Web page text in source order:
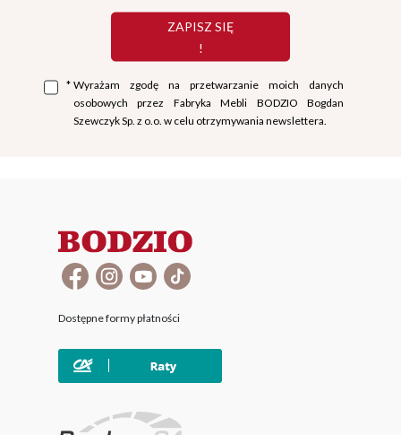
ZAPISZ SIĘ
!
* Wyrażam zgodę na przetwarzanie moich danych
osobowych przez Fabryka Mebli BODZIO Bogdan
Szewczyk Sp. z o.o. w celu otrzymywania newslettera.
Dostępne formy płatności